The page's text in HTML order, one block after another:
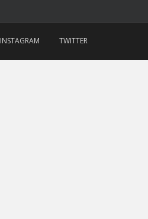
INSTAGRAM TWITTER